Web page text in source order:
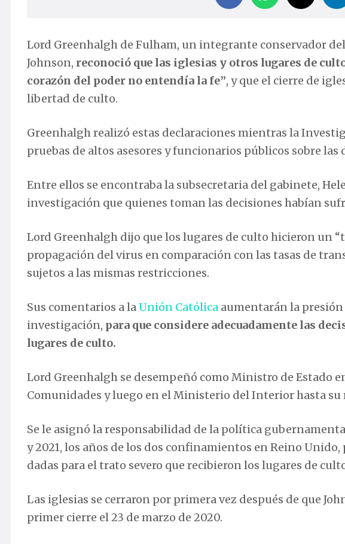
Lord Greenhalgh de Fulham, un integrante conservador
Johnson, reconoció que las iglesias y otros lugares de
corazón del poder no entendía la fe”, y que el cierre de
libertad de culto.
Greenhalgh realizó estas declaraciones mientras la
pruebas de altos asesores y funcionarios públicos sobre
Entre ellos se encontraba la subsecretaria del gabinete,
investigación que quienes toman las decisiones habían
Lord Greenhalgh dijo que los lugares de culto hicieron un
propagación del virus en comparación con las tasas de
sujetos a las mismas restricciones.
Sus comentarios a laUnión Católica aumentarán la
investigación, para que considere adecuadamente las
lugares de culto.
Lord Greenhalgh se desempeñó como Ministro de Estado
Comunidades y luego en el Ministerio del Interior hasta
Se le asignó la responsabilidad de la política
y 2021, los años de los dos confinamientos en Reino
dadas para el trato severo que recibieron los lugares de
Las iglesias se cerraron por primera vez después de que
primer cierre el 23 de marzo de 2020.